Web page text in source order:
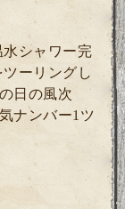
シャワー完
ーリングし
日の風次
ナンバー1ツ